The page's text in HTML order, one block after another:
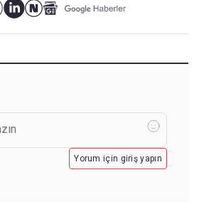
Yorum için giriş yapın